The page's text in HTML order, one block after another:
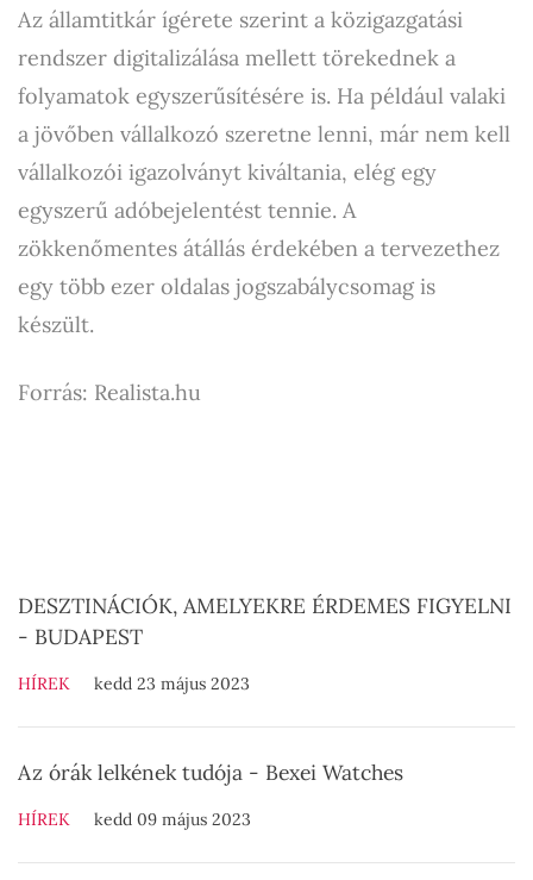
Az államtitkár ígérete szerint a közigazgatási
rendszer digitalizálása mellett törekednek a
folyamatok egyszerűsítésére is. Ha például valaki
a jövőben vállalkozó szeretne lenni, már nem kell
vállalkozói igazolványt kiváltania, elég egy
egyszerű adóbejelentést tennie. A
zökkenőmentes átállás érdekében a tervezethez
egy több ezer oldalas jogszabálycsomag is
készült.
Forrás: Realista.hu
DESZTINÁCIÓK, AMELYEKRE ÉRDEMES FIGYELNI
- BUDAPEST
HÍREK kedd 23 május 2023
Az órák lelkének tudója - Bexei Watches
HÍREK kedd 09 május 2023